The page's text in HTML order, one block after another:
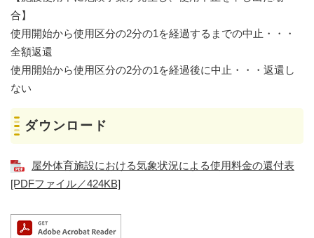
合】
使用開始から使用区分の2分の1を経過するまでの中止・・・
全額返還
使用開始から使用区分の2分の1を経過後に中止・・・返還し
ない
ダウンロード
屋外体育施設における気象状況による使用料金の還付表
[PDFファイル／424KB]